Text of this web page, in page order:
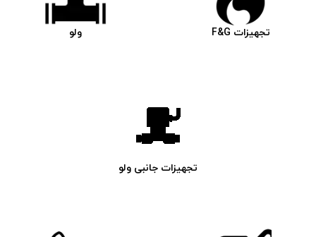
تجهیزات F&G ولو
تجهیزات جانبی ولو